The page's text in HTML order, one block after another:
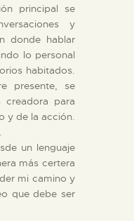
principal se
y
donde hablar
lo personal
habitados.
presente, se
creadora para
y de la acción.
un lenguaje
más certera
mi camino y
que debe ser